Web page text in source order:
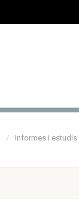
Informes i estudis